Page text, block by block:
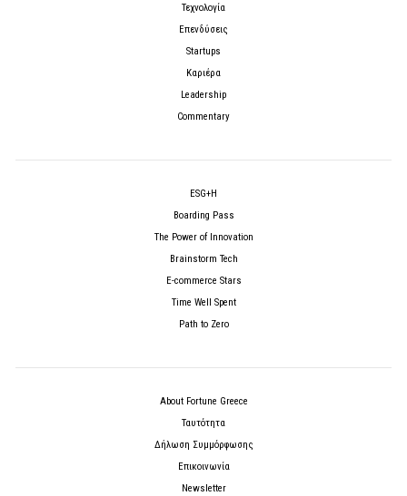
Τεχνολογία
Επενδύσεις
Startups
Καριέρα
Leadership
Commentary
ESG+H
Boarding Pass
The Power of Innovation
Brainstorm Tech
E-commerce Stars
Time Well Spent
Path to Zero
About Fortune Greece
Ταυτότητα
Δήλωση Συμμόρφωσης
Επικοινωνία
Newsletter